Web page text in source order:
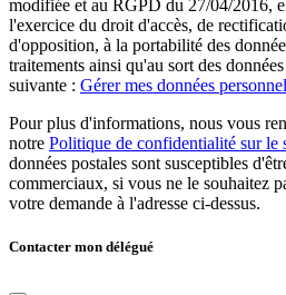
modifiée et au RGPD du 27/04/2016,
l'exercice du droit d'accès, de
d'opposition, à la portabilité des
traitements ainsi qu'au sort des
suivante : Gérer mes données
Pour plus d'informations, nous vous
notre Politique de confidentialité sur le
données postales sont susceptibles
commerciaux, si vous ne le souhaitez
votre demande à l'adresse ci-dessus.
Contacter mon délégué